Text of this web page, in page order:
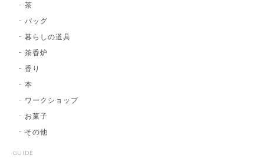
茶
バッグ
暮らしの道具
茶香炉
香り
本
ワークショップ
お菓子
その他
GUIDE